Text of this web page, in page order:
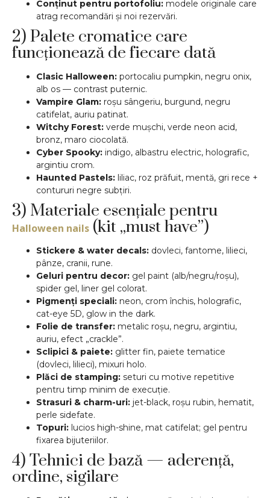
Conținut pentru portofoliu: modele originale care
atrag recomandări și noi rezervări.
2) Palete cromatice care
funcționează de fiecare dată
Clasic Halloween: portocaliu pumpkin, negru onix,
alb os — contrast puternic.
Vampire Glam: roșu sângeriu, burgund, negru
catifelat, auriu patinat.
Witchy Forest: verde mușchi, verde neon acid,
bronz, maro ciocolată.
Cyber Spooky: indigo, albastru electric, holografic,
argintiu crom.
Haunted Pastels: liliac, roz prăfuit, mentă, gri rece +
contururi negre subțiri.
3) Materiale esențiale pentru
Halloween nails (kit „must have”)
Stickere & water decals: dovleci, fantome, lilieci,
pânze, cranii, rune.
Geluri pentru decor: gel paint (alb/negru/roșu),
spider gel, liner gel colorat.
Pigmenți speciali: neon, crom închis, holografic,
cat-eye 5D, glow in the dark.
Folie de transfer: metalic roșu, negru, argintiu,
auriu, efect „crackle”.
Sclipici & paiete: glitter fin, paiete tematice
(dovleci, lilieci), mixuri holo.
Plăci de stamping: seturi cu motive repetitive
pentru timp minim de execuție.
Strasuri & charm-uri: jet-black, roșu rubin, hematit,
perle sidefate.
Topuri: lucios high-shine, mat catifelat; gel pentru
fixarea bijuteriilor.
4) Tehnici de bază — aderență,
ordine, sigilare